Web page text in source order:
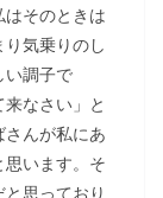
そのときは
気乗りのし
い調子で
なさい」と
んが私にあ
います。そ
思っており